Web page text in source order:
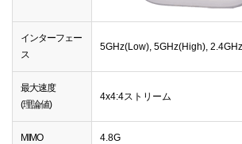
インターフェー
ス
5GHz(Low), 5GHz(High),
最大速度
(理論値)
4x4:4ストリーム
MIMO 4.8G